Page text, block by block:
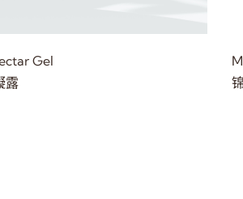
Gel
露